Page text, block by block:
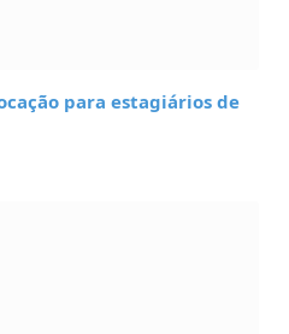
para estagiários de